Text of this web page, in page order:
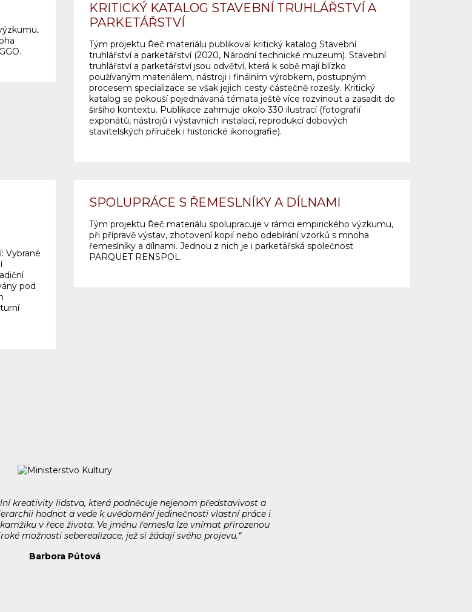
KRITICKÝ KATALOG STAVEBNÍ TRUHLÁŘSTVÍ A
PARKETÁŘSTVÍ
Tým projektu Řeč materiálu publikoval kritický katalog Stavební
truhlářství a parketářství (2020, Národní technické muzeum). Stavební
truhlářství a parketářství jsou odvětví, která k sobě mají blízko
používaným materiálem, nástroji i finálním výrobkem, postupným
procesem specializace se však jejich cesty částečně rozešly. Kritický
katalog se pokouší pojednávaná témata ještě více rozvinout a zasadit do
širšího kontextu. Publikace zahrnuje okolo 330 ilustrací (fotografií
exponátů, nástrojů i výstavních instalací, reprodukcí dobových
stavitelských příruček i historické ikonografie).
Vybrané
pod
SPOLUPRÁCE S ŘEMESLNÍKY A DÍLNAMI
Tým projektu Řeč materiálu spolupracuje v rámci empirického výzkumu,
při přípravě výstav, zhotovení kopií nebo odebírání vzorků s mnoha
řemeslníky a dílnami. Jednou z nich je i parketářská společnost
PARQUET RENSPOL.
kreativity lidstva, která podněcuje nejenom představivost a
hodnot a vede k uvědomění jedinečnosti vlastní práce i
v řece života. Ve jménu řemesla lze vnímat přirozenou
možnosti seberealizace, jež si žádají svého projevu.“
Barbora Půtová